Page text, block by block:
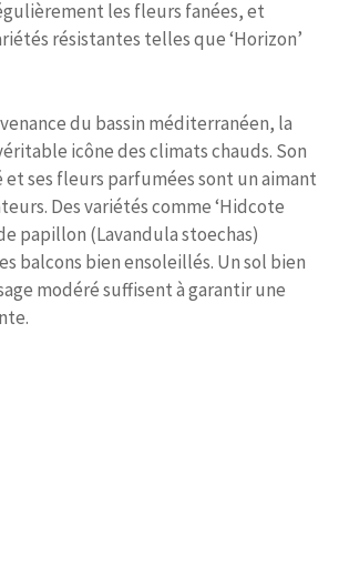
les fleurs fanées, et
résistantes telles que ‘Horizon’
du bassin méditerranéen, la
icône des climats chauds. Son
ses fleurs parfumées sont un aimant
Des variétés comme ‘Hidcote
papillon (Lavandula stoechas)
balcons bien ensoleillés. Un sol bien
modéré suffisent à garantir une